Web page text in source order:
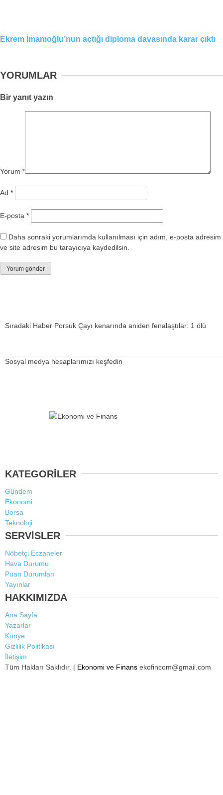
Ekrem İmamoğlu’nun açtığı diploma davasında karar çıktı
YORUMLAR
Bir yanıt yazın
Yorum *
Ad *
E-posta *
Daha sonraki yorumlarımda kullanılması için adım, e-posta adresim
ve site adresim bu tarayıcıya kaydedilsin.
Sıradaki Haber Porsuk Çayı kenarında aniden fenalaştılar: 1 ölü
Sosyal medya hesaplarımızı keşfedin
KATEGORİLER
Gündem
Ekonomi
Borsa
Teknoloji
SERVİSLER
Nöbetçi Eczaneler
Hava Durumu
Puan Durumları
Yayınlar
HAKKIMIZDA
Ana Sayfa
Yazarlar
Künye
Gizlilik Politikası
İletişim
Tüm Hakları Saklıdır. | Ekonomi ve Finans ekofincom@gmail.com